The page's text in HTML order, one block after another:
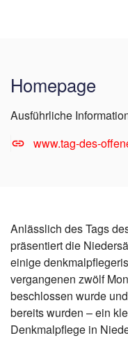
Homepage
Ausführliche
www.tag-des-
Anlässlich des Tags
präsentiert die
einige
vergangenen zwölf
beschlossen wurde
bereits wurden – ein
Denkmalpflege in